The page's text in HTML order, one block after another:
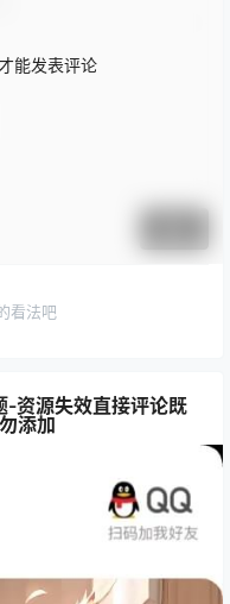
能发表评论
看法吧
-资源失效直接评论既
添加